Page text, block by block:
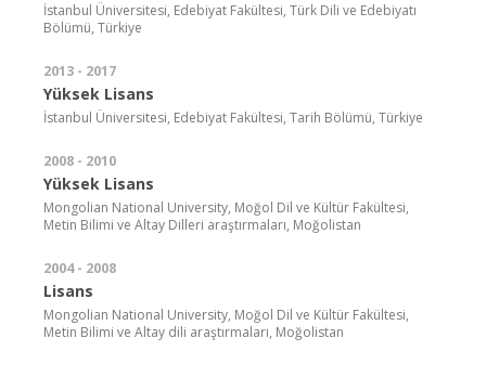
İstanbul Üniversitesi, Edebiyat Fakültesi, Türk Dili ve Edebiyatı
Bölümü, Türkiye
2013 - 2017
Yüksek Lisans
İstanbul Üniversitesi, Edebiyat Fakültesi, Tarih Bölümü, Türkiye
2008 - 2010
Yüksek Lisans
Mongolian National University, Moğol Dil ve Kültür Fakültesi,
Metin Bilimi ve Altay Dilleri araştırmaları, Moğolistan
2004 - 2008
Lisans
Mongolian National University, Moğol Dil ve Kültür Fakültesi,
Metin Bilimi ve Altay dili araştırmaları, Moğolistan